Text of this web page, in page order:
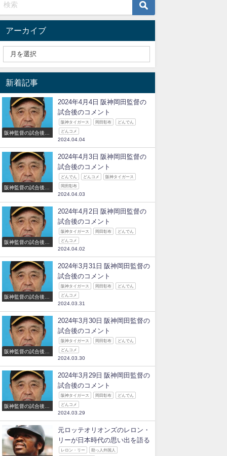
アーカイブ
新着記事
阪神監督の試合後の
2024年4月4日 阪神岡田監督の
試合後のコメント
阪神タイガース 岡田彰布 どんでん
どんコメ
2024.04.04
阪神監督の試合後の
2024年4月3日 阪神岡田監督の
試合後のコメント
どんでん どんコメ 阪神タイガース
岡田彰布
2024.04.03
阪神監督の試合後の
2024年4月2日 阪神岡田監督の
試合後のコメント
阪神タイガース 岡田彰布 どんでん
どんコメ
2024.04.02
阪神監督の試合後の
2024年3月31日 阪神岡田監督の
試合後のコメント
阪神タイガース 岡田彰布 どんでん
どんコメ
2024.03.31
阪神監督の試合後の
2024年3月30日 阪神岡田監督の
試合後のコメント
阪神タイガース 岡田彰布 どんでん
どんコメ
2024.03.30
阪神監督の試合後の
2024年3月29日 阪神岡田監督の
試合後のコメント
阪神タイガース 岡田彰布 どんでん
どんコメ
2024.03.29
元ロッテオリオンズのレロン・
リーが日本時代の思い出を語る
レロン・リー 助っ人外国人